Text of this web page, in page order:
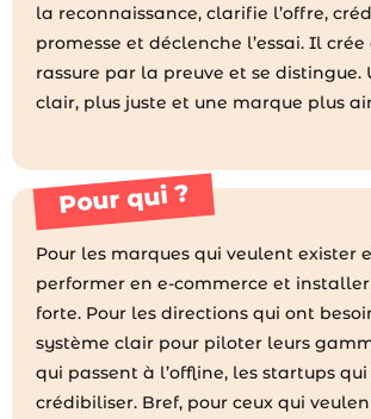
la reconnaissance, clarifie l’offre,
promesse et déclenche l’essai. Il crée
rassure par la preuve et se distingue.
clair, plus juste et une marque plus
Pour qui ?
Pour les marques qui veulent exister
performer en e-commerce et
forte. Pour les directions qui ont
système clair pour piloter leurs
qui passent à l’offline, les startups
crédibiliser. Bref, pour ceux qui